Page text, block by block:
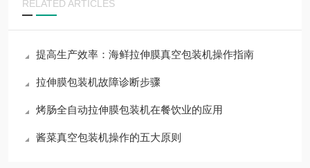
RELATED ARTICLES
提高生产效率：海鲜拉伸膜真空包装机操作指南
拉伸膜包装机故障诊断步骤
烤肠全自动拉伸膜包装机在餐饮业的应用
酱菜真空包装机操作的五大原则